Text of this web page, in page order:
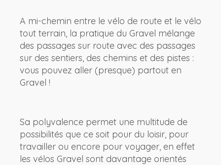
A mi-chemin entre le vélo de route et le vélo
tout terrain, la pratique du Gravel mélange
des passages sur route avec des passages
sur des sentiers, des chemins et des pistes :
vous pouvez aller (presque) partout en
Gravel !
Sa polyvalence permet une multitude de
possibilités que ce soit pour du loisir, pour
travailler ou encore pour voyager, en effet
les vélos Gravel sont davantage orientés